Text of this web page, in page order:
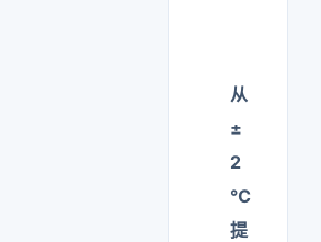
从
±
2
℃
提